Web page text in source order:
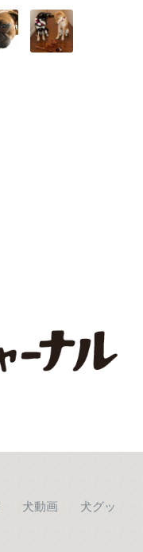
犬動画 犬グッ